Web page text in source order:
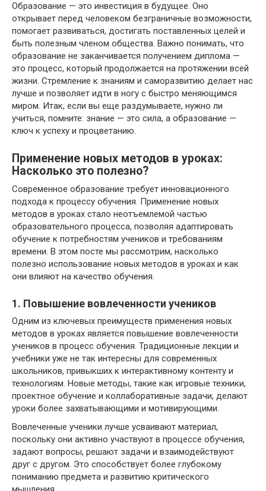
Образование — это инвестиция в будущее. Оно
открывает перед человеком безграничные возможности,
помогает развиваться, достигать поставленных целей и
быть полезным членом общества. Важно понимать, что
образование не заканчивается получением диплома —
это процесс, который продолжается на протяжении всей
жизни. Стремление к знаниям и саморазвитию делает нас
лучше и позволяет идти в ногу с быстро меняющимся
миром. Итак, если вы еще раздумываете, нужно ли
учиться, помните: знание — это сила, а образование —
ключ к успеху и процветанию.
Применение новых методов в уроках:
Насколько это полезно?
Современное образование требует инновационного
подхода к процессу обучения. Применение новых
методов в уроках стало неотъемлемой частью
образовательного процесса, позволяя адаптировать
обучение к потребностям учеников и требованиям
времени. В этом посте мы рассмотрим, насколько
полезно использование новых методов в уроках и как
они влияют на качество обучения.
1. Повышение вовлеченности учеников
Одним из ключевых преимуществ применения новых
методов в уроках является повышение вовлеченности
учеников в процесс обучения. Традиционные лекции и
учебники уже не так интересны для современных
школьников, привыкших к интерактивному контенту и
технологиям. Новые методы, такие как игровые техники,
проектное обучение и коллаборативные задачи, делают
уроки более захватывающими и мотивирующими.
Вовлеченные ученики лучше усваивают материал,
поскольку они активно участвуют в процессе обучения,
задают вопросы, решают задачи и взаимодействуют
друг с другом. Это способствует более глубокому
пониманию предмета и развитию критического